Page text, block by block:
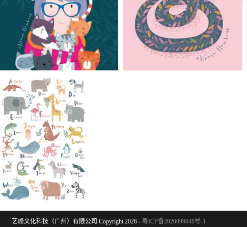
艺峰文化科技（广州）有限公司 Copyright 2026 - 粤ICP备2020099848号-1